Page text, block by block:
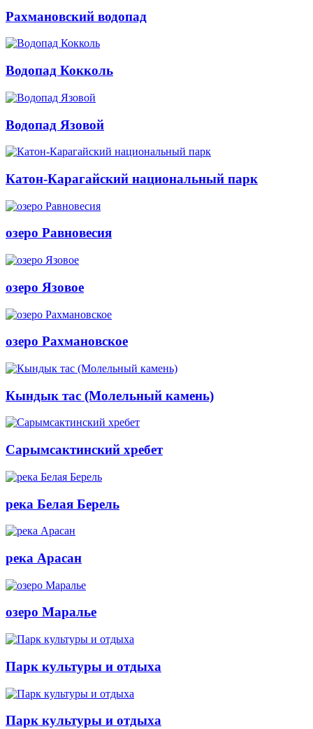
Рахмановский водопад
Водопад Кокколь
Водопад Язовой
Катон-Карагайский национальный парк
озеро Равновесия
озеро Язовое
озеро Рахмановское
Кындык тас (Молельный камень)
Сарымсактинский хребет
река Белая Берель
река Арасан
озеро Маралье
Парк культуры и отдыха
Парк культуры и отдыха